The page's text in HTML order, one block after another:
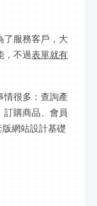
了服務客戶，大
，不過表單就有
情很多：查詢產
購商品、會員
網站設計基礎